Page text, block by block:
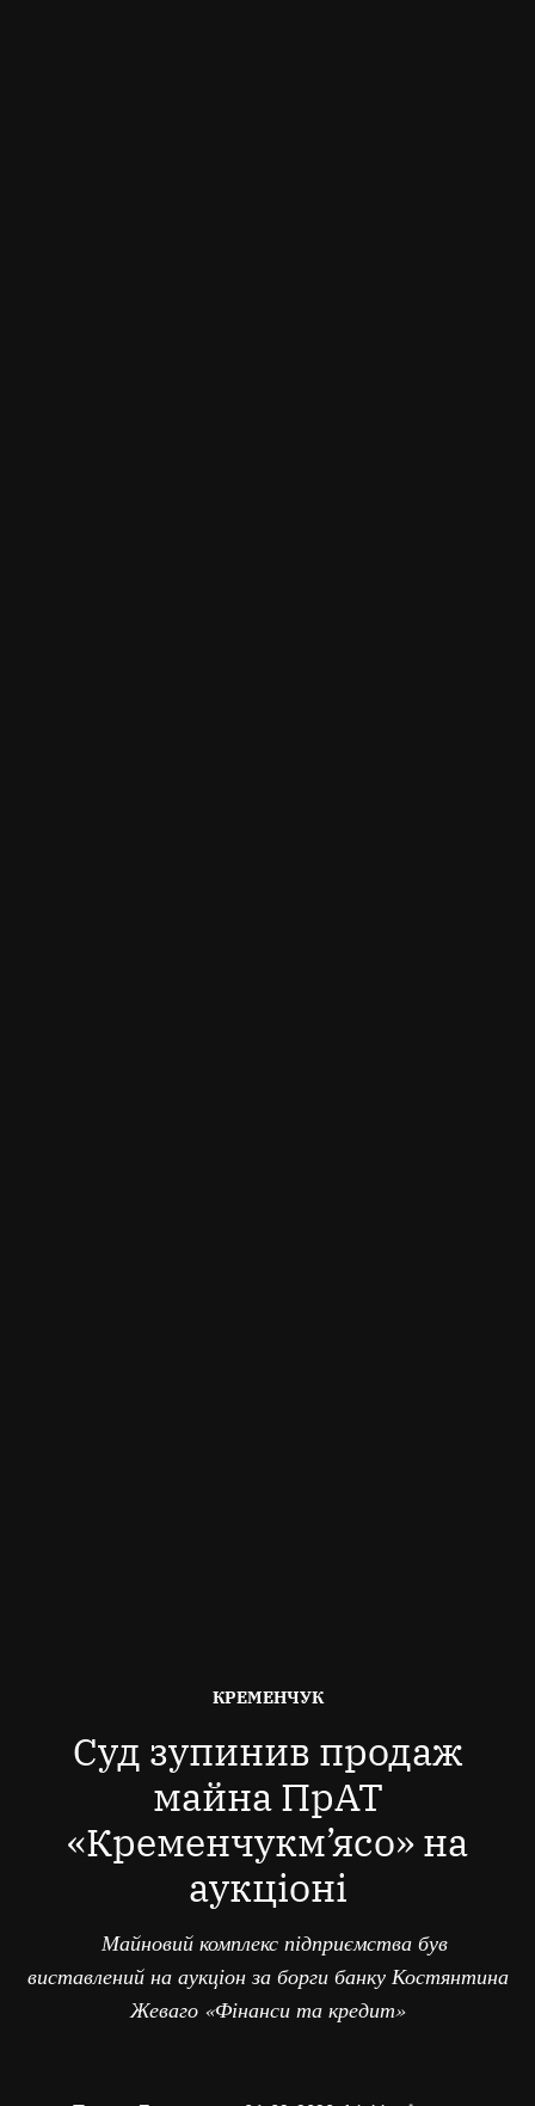
ОПУБЛІКОВАНО
КРЕМЕНЧУК
Суд зупинив продаж
майна ПрАТ
«Кременчукм’ясо» на
аукціоні
Майновий комплекс підприємства був
виставлений на аукціон за борги банку Костянтина
Жеваго «Фінанси та кредит»